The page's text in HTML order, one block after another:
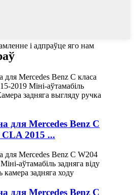
і адпраўце яго нам
для Mercedes Benz C
2015 ...
для Mercedes Benz C